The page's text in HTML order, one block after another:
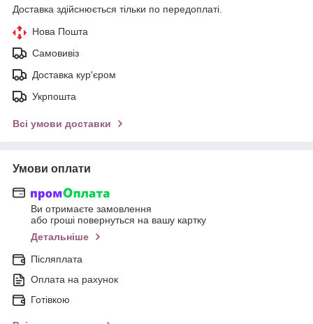
Доставка здійснюється тільки по передоплаті.
Нова Пошта
Самовивіз
Доставка кур'єром
Укрпошта
Всі умови доставки
Умови оплати
Ви отримаєте замовлення
або гроші повернуться на вашу картку
Детальніше
Післяплата
Оплата на рахунок
Готівкою